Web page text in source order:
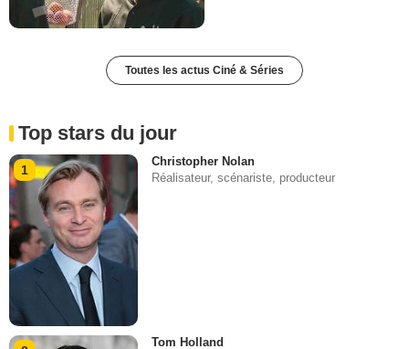
Toutes les actus Ciné & Séries
Top stars du jour
1
Christopher Nolan
Réalisateur, scénariste, producteur
Tom Holland